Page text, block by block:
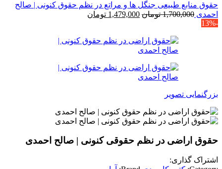
حقوق منابع طبیعی جنگل ها و مراتع در نظم حقوق کنونی | صالح
احمدی 1,700,000 تومان قیمت
بود.
1,479,000 تومان
است.
-13%
بزرگنمایی تصویر
حقوق اراضی در نظم حقوقی کنونی | صالح احمدی
اشتراک گذاری: